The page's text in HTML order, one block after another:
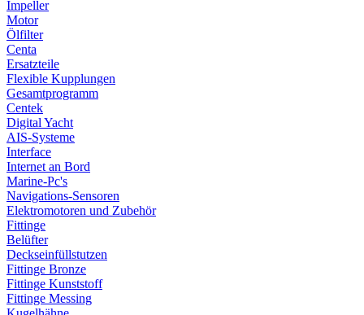
Impeller
Motor
Ölfilter
Centa
Ersatzteile
Flexible Kupplungen
Gesamtprogramm
Centek
Digital Yacht
AIS-Systeme
Interface
Internet an Bord
Marine-Pc's
Navigations-Sensoren
Elektromotoren und Zubehör
Fittinge
Belüfter
Deckseinfüllstutzen
Fittinge Bronze
Fittinge Kunststoff
Fittinge Messing